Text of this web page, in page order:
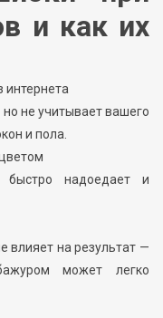
и как их
интернета
не учитывает вашего
и пола.
быстро надоедает и
влияет на результат —
может легко